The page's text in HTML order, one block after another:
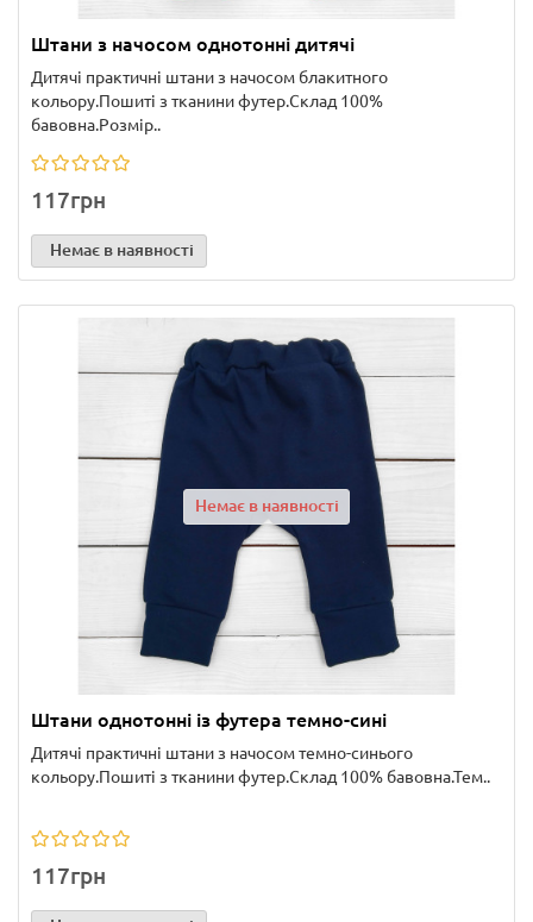
Штани з начосом однотонні дитячі
Дитячі практичні штани з начосом блакитного
кольору.Пошиті з тканини футер.Склад 100%
бавовна.Розмір..
117грн
Немає в наявності
Немає в наявності
Штани однотонні із футера темно-сині
Дитячі практичні штани з начосом темно-синього
кольору.Пошиті з тканини футер.Склад 100% бавовна.Тем..
117грн